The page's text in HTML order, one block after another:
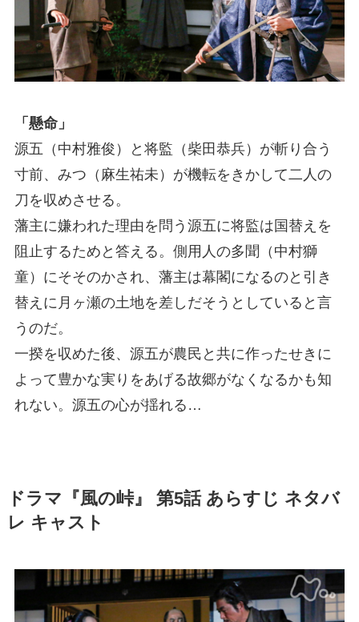
「懸命」
源五（中村雅俊）と将監（柴田恭兵）が斬り合う
寸前、みつ（麻生祐未）が機転をきかして二人の
刀を収めさせる。
藩主に嫌われた理由を問う源五に将監は国替えを
阻止するためと答える。側用人の多聞（中村獅
童）にそそのかされ、藩主は幕閣になるのと引き
替えに月ヶ瀬の土地を差しだそうとしていると言
うのだ。
一揆を収めた後、源五が農民と共に作ったせきに
よって豊かな実りをあげる故郷がなくなるかも知
れない。源五の心が揺れる…
ドラマ『風の峠』 第5話 あらすじ ネタバ
レ キャスト